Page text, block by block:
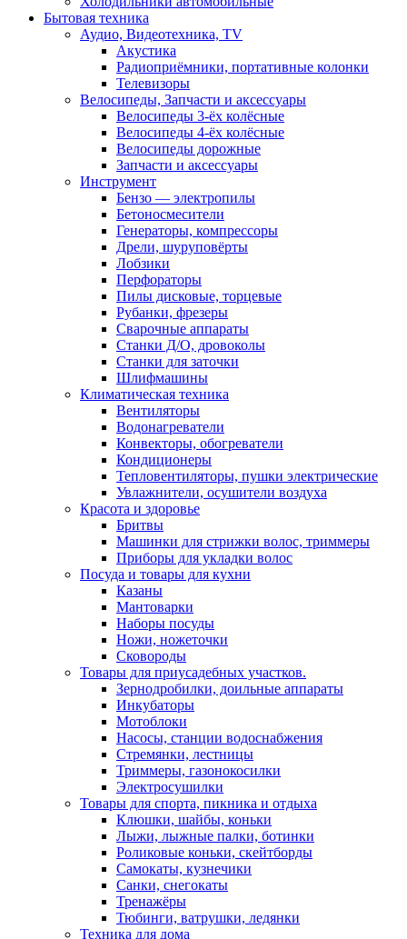
Бытовая техника
Аудио, Видеотехника, TV
Акустика
Радиоприёмники, портативные колонки
Телевизоры
Велосипеды, Запчасти и аксессуары
Велосипеды 3-ёх колёсные
Велосипеды 4-ёх колёсные
Велосипеды дорожные
Запчасти и аксессуары
Инструмент
Бензо — электропилы
Бетоносмесители
Генераторы, компрессоры
Дрели, шуруповёрты
Лобзики
Перфораторы
Пилы дисковые, торцевые
Рубанки, фрезеры
Сварочные аппараты
Станки Д/О, дровоколы
Станки для заточки
Шлифмашины
Климатическая техника
Вентиляторы
Водонагреватели
Конвекторы, обогреватели
Кондиционеры
Тепловентиляторы, пушки электрические
Увлажнители, осушители воздуха
Красота и здоровье
Бритвы
Машинки для стрижки волос, триммеры
Приборы для укладки волос
Посуда и товары для кухни
Казаны
Мантоварки
Наборы посуды
Ножи, ножеточки
Сковороды
Товары для приусадебных участков.
Зернодробилки, доильные аппараты
Инкубаторы
Мотоблоки
Насосы, станции водоснабжения
Стремянки, лестницы
Триммеры, газонокосилки
Электросушилки
Товары для спорта, пикника и отдыха
Клюшки, шайбы, коньки
Лыжи, лыжные палки, ботинки
Роликовые коньки, скейтборды
Самокаты, кузнечики
Санки, снегокаты
Тренажёры
Тюбинги, ватрушки, ледянки
Техника для дома